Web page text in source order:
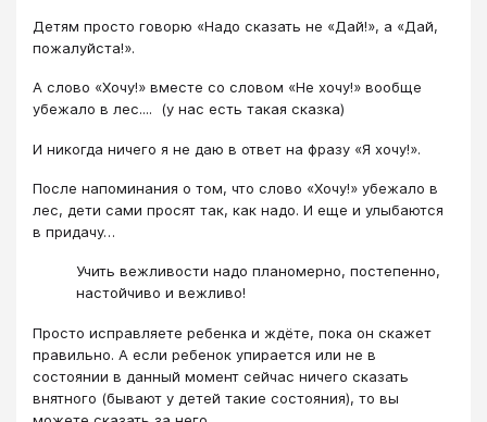
Детям просто говорю «Надо сказать не «Дай!», а «Дай,
пожалуйста!».
А слово «Хочу!» вместе со словом «Не хочу!» вообще
убежало в лес.... (у нас есть такая сказка)
И никогда ничего я не даю в ответ на фразу «Я хочу!».
После напоминания о том, что слово «Хочу!» убежало в
лес, дети сами просят так, как надо. И еще и улыбаются
в придачу…
Учить вежливости надо планомерно, постепенно,
настойчиво и вежливо!
Просто исправляете ребенка и ждёте, пока он скажет
правильно. А если ребенок упирается или не в
состоянии в данный момент сейчас ничего сказать
внятного (бывают у детей такие состояния), то вы